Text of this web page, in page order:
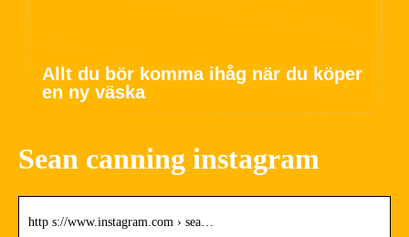
Allt du bör komma ihåg när du köper
en ny väska
Sean canning instagram
http s://www.instagram.com › sea…